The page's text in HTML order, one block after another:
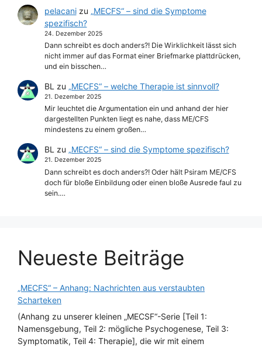
pelacanizu „MECFS“ – sind die Symptome
spezifisch?
24. Dezember 2025
Dann schreibt es doch anders?! Die Wirklichkeit lässt sich
nicht immer auf das Format einer Briefmarke plattdrücken,
und ein bisschen…
BL zu „MECFS“ – welche Therapie ist sinnvoll?
21. Dezember 2025
Mir leuchtet die Argumentation ein und anhand der hier
dargestellten Punkten liegt es nahe, dass ME/CFS
mindestens zu einem großen…
BL zu „MECFS“ – sind die Symptome spezifisch?
21. Dezember 2025
Dann schreibt es doch anders?! Oder hält Psiram ME/CFS
doch für bloße Einbildung oder einen bloße Ausrede faul zu
sein.…
Neueste Beiträge
„MECFS“ – Anhang: Nachrichten aus verstaubten
Scharteken
(Anhang zu unserer kleinen „MECSF“-Serie [Teil 1:
Namensgebung, Teil 2: mögliche Psychogenese, Teil 3:
Symptomatik, Teil 4: Therapie], die wir mit einem